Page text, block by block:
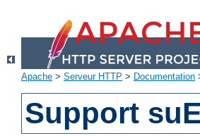
Apache > Serveur HTTP > Documentation
Support